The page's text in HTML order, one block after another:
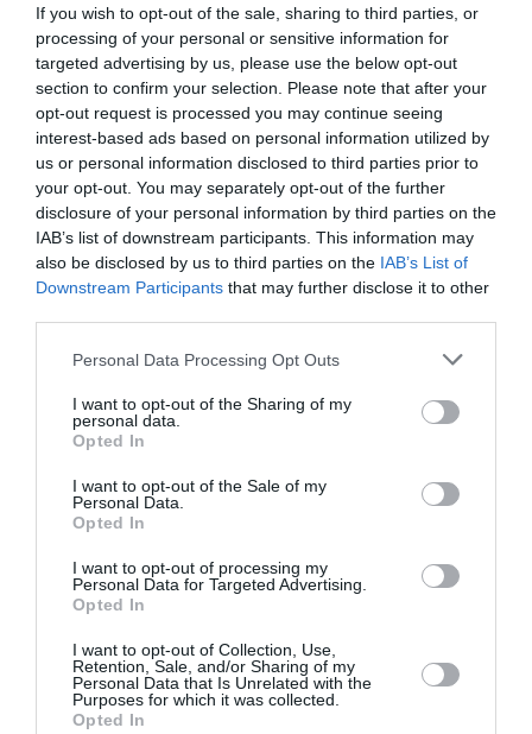
If you wish to opt-out of the sale, sharing to third parties, or
processing of your personal or sensitive information for
targeted advertising by us, please use the below opt-out
section to confirm your selection. Please note that after your
opt-out request is processed you may continue seeing
interest-based ads based on personal information utilized by
us or personal information disclosed to third parties prior to
your opt-out. You may separately opt-out of the further
disclosure of your personal information by third parties on the
IAB’s list of downstream participants. This information may
also be disclosed by us to third parties on the IAB’s List of
Downstream Participants that may further disclose it to other
Personal Data Processing Opt Outs
I want to opt-out of the Sharing of my
personal data.
Opted In
I want to opt-out of the Sale of my
Personal Data.
Opted In
I want to opt-out of processing my
Personal Data for Targeted Advertising.
Opted In
I want to opt-out of Collection, Use,
Retention, Sale, and/or Sharing of my
Personal Data that Is Unrelated with the
Purposes for which it was collected.
Opted In
Tags
ΑΛΚΙΝΟΟΣ ΙΩΑΝΝΙΔΗΣ
ΓΙΑΝΝΗΣ ΧΑΡΟΥΛΗΣ
ΕΝΤΕΧΝΟ - ΛΑΪΚΟ - ΠΑΡΑΔΟΣΙΑΚΗ
ΚΑΛΟΚΑΙΡΙΝΑ ΦΕΣΤΙΒΑΛ
ΚΑΛΟΚΑΙΡΙΝΕΣ ΣΥΝΑΥΛΙΕΣ
ΜΟΥΣΙΚΑ ΦΕΣΤΙΒΑΛ
ΣΥΝΑΥΛΙΕΣ 2024
Newsletter
Ακολουθήστε το Culturenow.gr